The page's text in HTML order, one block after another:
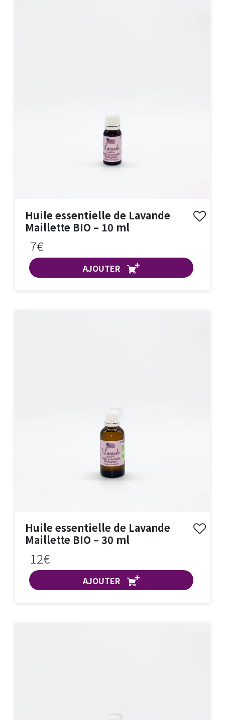
Huile essentielle de Lavande
Maillette BIO – 10 ml
7€
AJOUTER
Huile essentielle de Lavande
Maillette BIO – 30 ml
12€
AJOUTER